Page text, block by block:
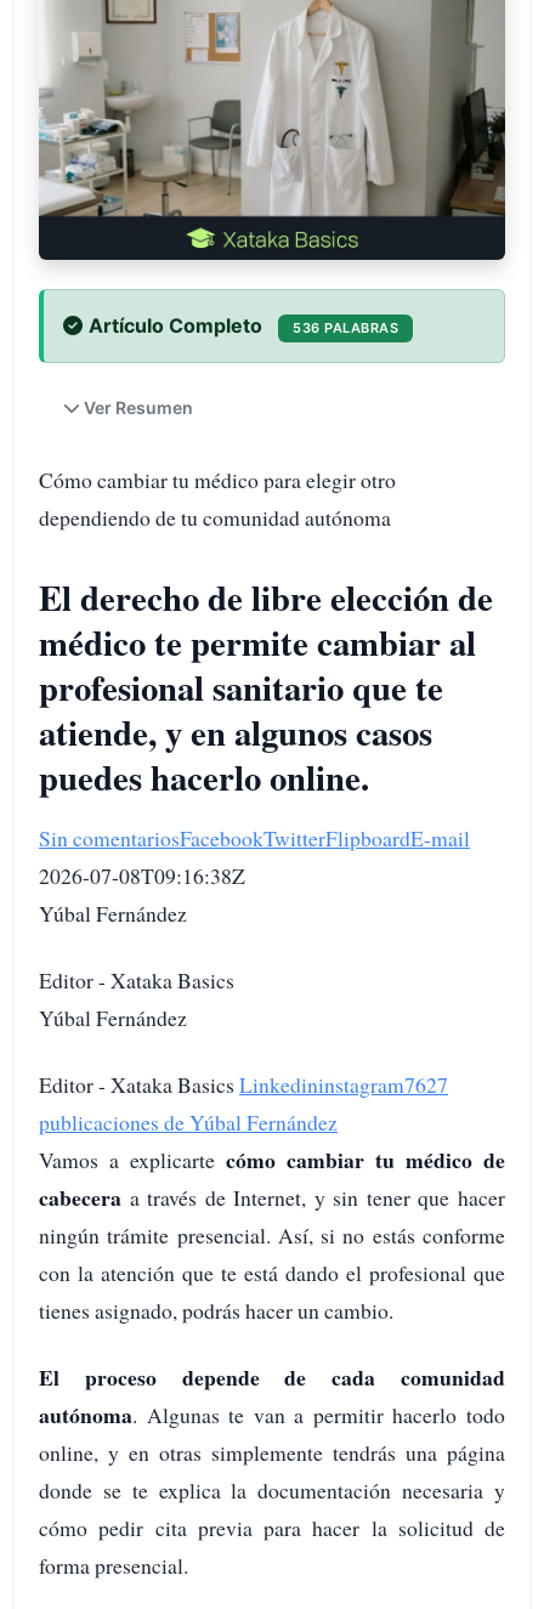
Artículo Completo 536 PALABRAS
Ver Resumen
Cómo cambiar tu médico para elegir otro
dependiendo de tu comunidad autónoma
El derecho de libre elección de
médico te permite cambiar al
profesional sanitario que te
atiende, y en algunos casos
puedes hacerlo online.
Sin comentariosFacebookTwitterFlipboardE-mail
2026-07-08T09:16:38Z
Yúbal Fernández
Editor - Xataka Basics
Yúbal Fernández
Editor - Xataka Basics Linkedininstagram7627
publicaciones de Yúbal Fernández
Vamos a explicarte cómo cambiar tu médico de
cabecera a través de Internet, y sin tener que hacer
ningún trámite presencial. Así, si no estás conforme
con la atención que te está dando el profesional que
tienes asignado, podrás hacer un cambio.
El proceso depende de cada comunidad
autónoma. Algunas te van a permitir hacerlo todo
online, y en otras simplemente tendrás una página
donde se te explica la documentación necesaria y
cómo pedir cita previa para hacer la solicitud de
forma presencial.